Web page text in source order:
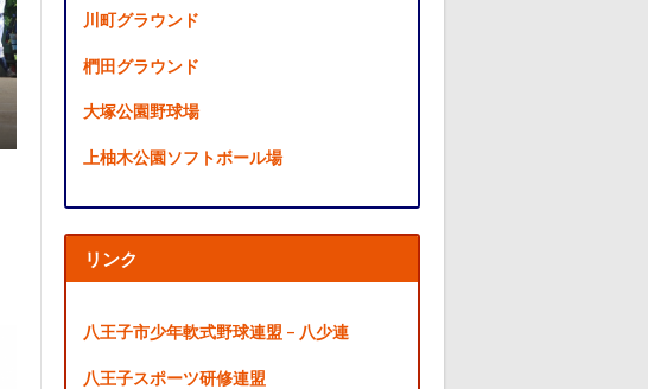
川町グラウンド
椚田グラウンド
大塚公園野球場
上柚木公園ソフトボール場
リンク
八王子市少年軟式野球連盟 – 八少連
八王子スポーツ研修連盟